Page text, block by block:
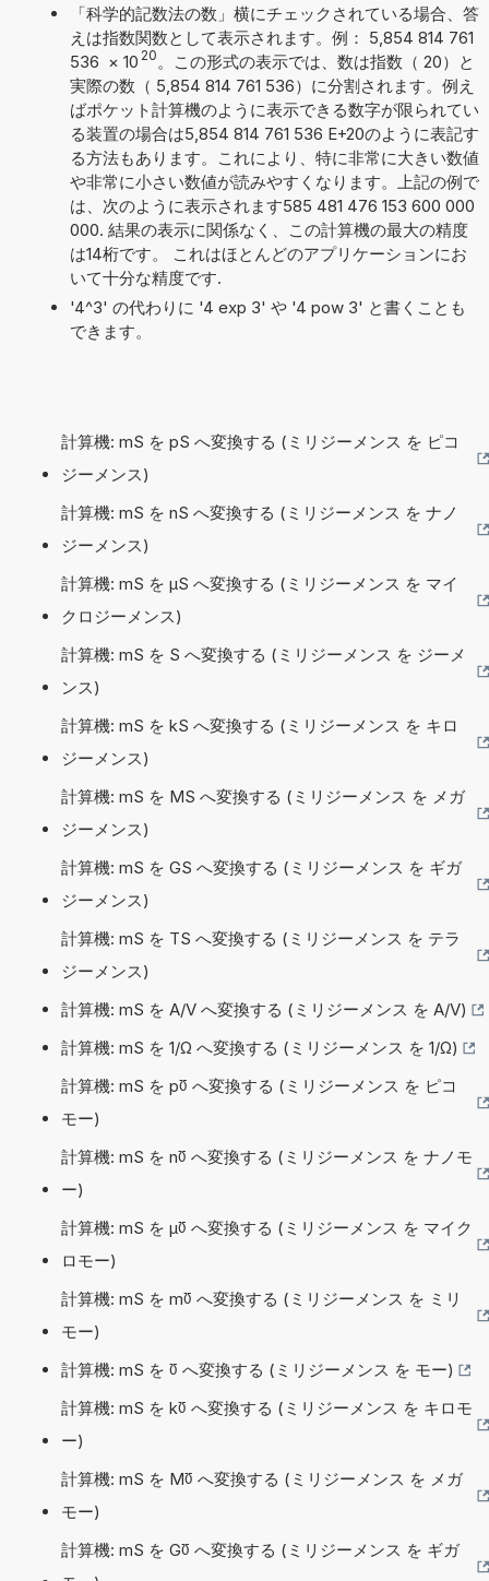
「科学的記数法の数」横にチェックされている場合、答
えは指数関数として表示されます。例： 5,854 814 761
536 × 10 20 。この形式の表示では、数は指数（ 20）と
実際の数（ 5,854 814 761 536）に分割されます。例え
ばポケット計算機のように表示できる数字が限られてい
る装置の場合は5,854 814 761 536 E+20のように表記す
る方法もあります。これにより、特に非常に大きい数値
や非常に小さい数値が読みやすくなります。上記の例で
は、次のように表示されます585 481 476 153 600 000
000. 結果の表示に関係なく、この計算機の最大の精度
は14桁です。 これはほとんどのアプリケーションにお
いて十分な精度です.
'4^3' の代わりに '4 exp 3' や '4 pow 3' と書くことも
できます。
計算機: mS を pS へ変換する (ミリジーメンス を ピコ
ジーメンス)
計算機: mS を nS へ変換する (ミリジーメンス を ナノ
ジーメンス)
計算機: mS を µS へ変換する (ミリジーメンス を マイ
クロジーメンス)
計算機: mS を S へ変換する (ミリジーメンス を ジーメ
ンス)
計算機: mS を kS へ変換する (ミリジーメンス を キロ
ジーメンス)
計算機: mS を MS へ変換する (ミリジーメンス を メガ
ジーメンス)
計算機: mS を GS へ変換する (ミリジーメンス を ギガ
ジーメンス)
計算機: mS を TS へ変換する (ミリジーメンス を テラ
ジーメンス)
計算機: mS を A/V へ変換する (ミリジーメンス を A/V)
計算機: mS を 1/Ω へ変換する (ミリジーメンス を 1/Ω)
計算機: mS を p℧ へ変換する (ミリジーメンス を ピコ
モー)
計算機: mS を n℧ へ変換する (ミリジーメンス を ナノモ
ー)
計算機: mS を µ℧ へ変換する (ミリジーメンス を マイク
ロモー)
計算機: mS を m℧ へ変換する (ミリジーメンス を ミリ
モー)
計算機: mS を ℧ へ変換する (ミリジーメンス を モー)
計算機: mS を k℧ へ変換する (ミリジーメンス を キロモ
ー)
計算機: mS を M℧ へ変換する (ミリジーメンス を メガ
モー)
計算機: mS を G℧ へ変換する (ミリジーメンス を ギガ